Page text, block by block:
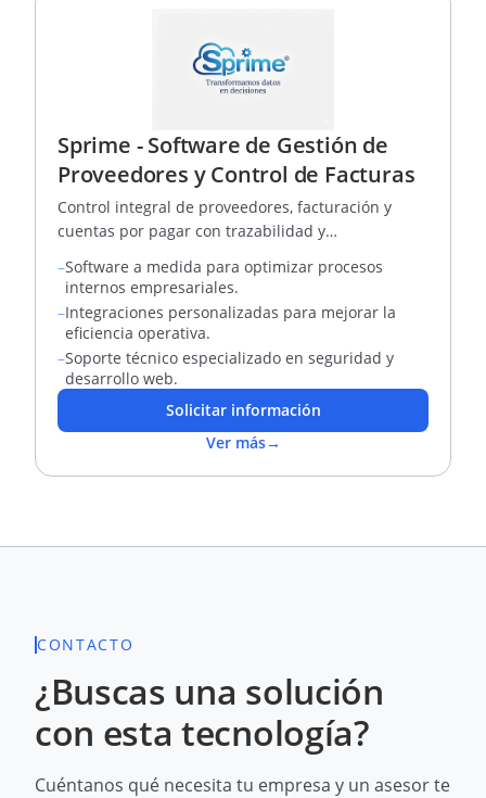
Sprime - Software de Gestión de
Proveedores y Control de Facturas
Control integral de proveedores, facturación y
cuentas por pagar con trazabilidad y
–Software a medida para optimizar procesos
internos empresariales.
–Integraciones personalizadas para mejorar la
eficiencia operativa.
–Soporte técnico especializado en seguridad y
desarrollo web.
Solicitar información
Ver más→
CONTACTO
¿Buscas una solución
con esta tecnología?
Cuéntanos qué necesita tu empresa y un asesor te